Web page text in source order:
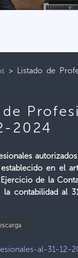
> Listado de
2024
en el
de la
la contabilidad al
al-31-12-